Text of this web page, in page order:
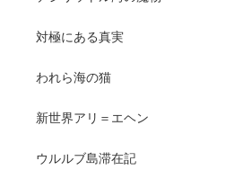
対極にある真実
われら海の猫
新世界アリ＝エヘン
ウルルブ島滞在記